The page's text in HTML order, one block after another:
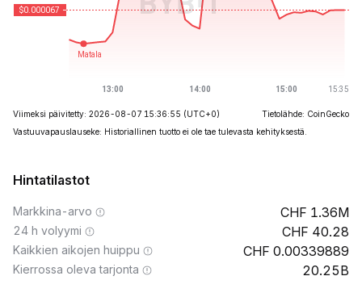
Viimeksi päivitetty: 2026-08-07 15:36:55 (UTC+0)
Tietolähde: CoinGecko
Vastuuvapauslauseke: Historiallinen tuotto ei ole tae tulevasta kehityksestä.
Hintatilastot
Markkina-arvo 1.36M
24 h volyymi 40.28
Kaikkien aikojen huippu 0.00339889
Kierrossa oleva tarjonta 20.25B